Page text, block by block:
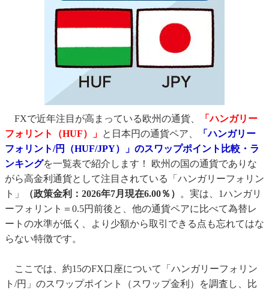
FXで近年注目が高まっている欧州の通貨、
「ハンガリー
フォリント（HUF）」 と日本円の通貨ペア、
「ハンガリー
フォリント/円（HUF/JPY）」のスワップポイント比較・ラ
ンキングを一覧表で紹介します！ 欧州の国の通貨でありな
がら高金利通貨として注目されている「ハンガリーフォリン
ト」
（政策金利：2026年7月現在6.00％）
。実は、1ハンガリ
ーフォリント＝0.5円前後と、他の通貨ペアに比べて為替レ
ートの水準が低く、より少額から取引できる点も忘れてはな
らない特徴です。
ここでは、約15のFX口座について「ハンガリーフォリン
ト/円」のスワップポイント（スワップ金利）を調査し、比